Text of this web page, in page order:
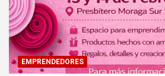
EMPRENDEDORES